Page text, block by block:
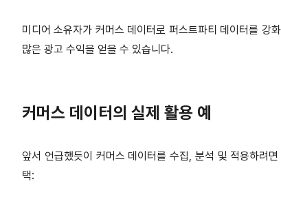
미디어 소유자가 커머스 데이터로 퍼스트파티 데이터를 강
많은 광고 수익을 얻을 수 있습니다.
커머스 데이터의 실제 활용 예
앞서 언급했듯이 커머스 데이터를 수집, 분석 및 적용하려
택: